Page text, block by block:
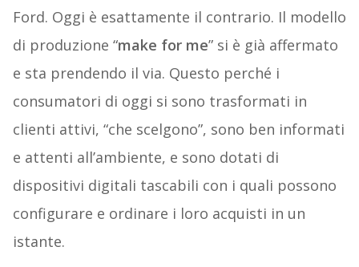
Ford. Oggi è esattamente il contrario. Il modello
di produzione “make for me” si è già affermato
e sta prendendo il via. Questo perché i
consumatori di oggi si sono trasformati in
clienti attivi, “che scelgono”, sono ben informati
e attenti all’ambiente, e sono dotati di
dispositivi digitali tascabili con i quali possono
configurare e ordinare i loro acquisti in un
istante.